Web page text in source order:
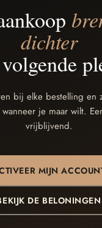
dichter
bij elke bestelling en
je maar wilt.
vrijblijvend.
MIJN
DE BELONINGEN